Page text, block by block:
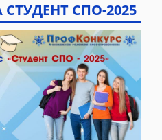
СПО-2025